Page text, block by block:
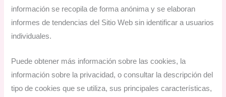
información se recopila de forma anónima y se elaboran
informes de tendencias del Sitio Web sin identificar a usuarios
individuales.
Puede obtener más información sobre las cookies, la
información sobre la privacidad, o consultar la descripción del
tipo de cookies que se utiliza, sus principales características,